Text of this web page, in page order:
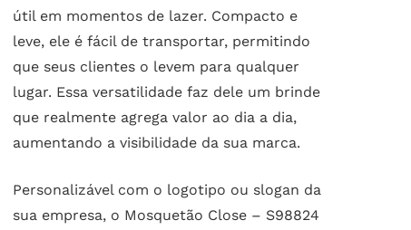
útil em momentos de lazer. Compacto e
leve, ele é fácil de transportar, permitindo
que seus clientes o levem para qualquer
lugar. Essa versatilidade faz dele um brinde
que realmente agrega valor ao dia a dia,
aumentando a visibilidade da sua marca.
Personalizável com o logotipo ou slogan da
sua empresa, o Mosquetão Close – S98824